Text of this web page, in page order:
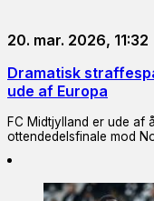
20. mar. 2026, 11:32
Dramatisk
ude af Europa
FC Midtjylland er ude af
ottendedelsfinale mod